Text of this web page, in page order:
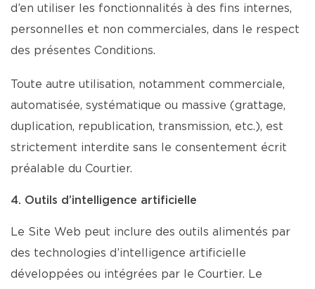
d’en utiliser les fonctionnalités à des fins internes,
personnelles et non commerciales, dans le respect
des présentes Conditions.
Toute autre utilisation, notamment commerciale,
automatisée, systématique ou massive (grattage,
duplication, republication, transmission, etc.), est
strictement interdite sans le consentement écrit
préalable du Courtier.
4. Outils d’intelligence artificielle
Le Site Web peut inclure des outils alimentés par
des technologies d’intelligence artificielle
développées ou intégrées par le Courtier. Le